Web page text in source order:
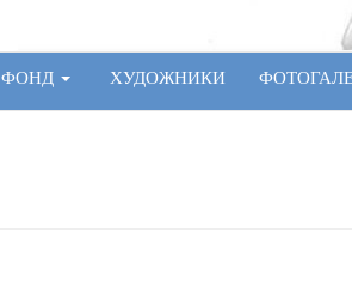
ФОНД ХУДОЖНИКИ